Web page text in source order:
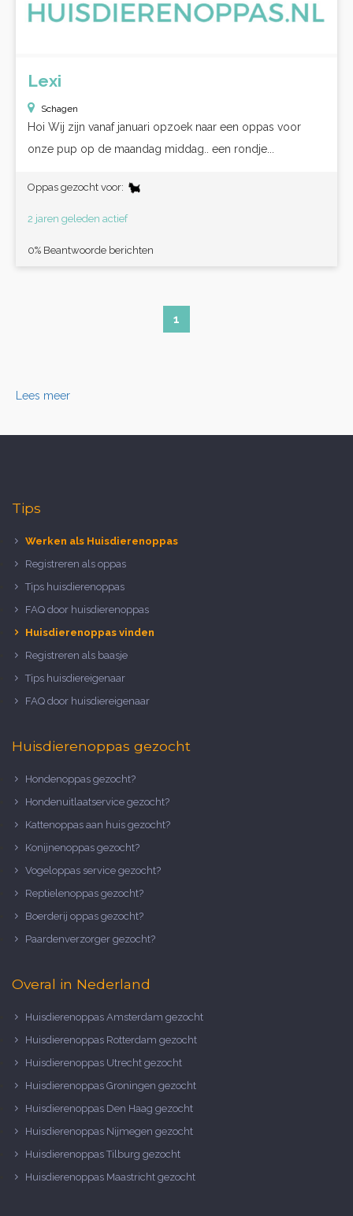
Lexi
Schagen
Hoi Wij zijn vanaf januari opzoek naar een oppas voor
onze pup op de maandag middag.. een rondje...
Oppas gezocht voor:
2 jaren geleden actief
0% Beantwoorde berichten
1
Lees meer
Tips
Werken als Huisdierenoppas
Registreren als oppas
Tips huisdierenoppas
FAQ door huisdierenoppas
Huisdierenoppas vinden
Registreren als baasje
Tips huisdiereigenaar
FAQ door huisdiereigenaar
Huisdierenoppas gezocht
Hondenoppas gezocht?
Hondenuitlaatservice gezocht?
Kattenoppas aan huis gezocht?
Konijnenoppas gezocht?
Vogeloppas service gezocht?
Reptielenoppas gezocht?
Boerderij oppas gezocht?
Paardenverzorger gezocht?
Overal in Nederland
Huisdierenoppas Amsterdam gezocht
Huisdierenoppas Rotterdam gezocht
Huisdierenoppas Utrecht gezocht
Huisdierenoppas Groningen gezocht
Huisdierenoppas Den Haag gezocht
Huisdierenoppas Nijmegen gezocht
Huisdierenoppas Tilburg gezocht
Huisdierenoppas Maastricht gezocht